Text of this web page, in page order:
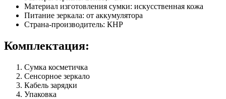
Материал изготовления сумки: искусственная кожа
Питание зеркала: от аккумулятора
Страна-производитель: КНР
Комплектация:
Сумка косметичка
Сенсорное зеркало
Кабель зарядки
Упаковка